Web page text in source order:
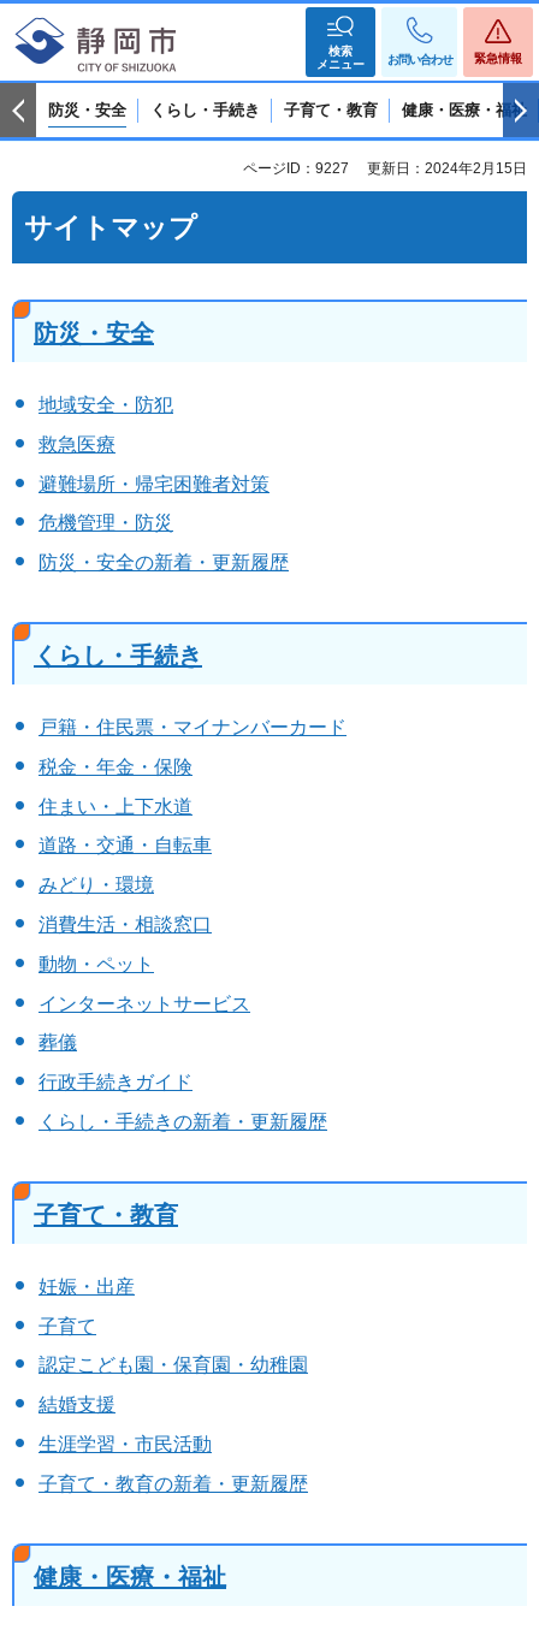
検索
メニュー
お問い合わせ 緊急情報
防災・安全 くらし・手続き 子育て・教育 健康・医療・福祉
ページID：9227 更新日：2024年2月15日
サイトマップ
防災・安全
地域安全・防犯
救急医療
避難場所・帰宅困難者対策
危機管理・防災
防災・安全の新着・更新履歴
くらし・手続き
戸籍・住民票・マイナンバーカード
税金・年金・保険
住まい・上下水道
道路・交通・自転車
みどり・環境
消費生活・相談窓口
動物・ペット
インターネットサービス
葬儀
行政手続きガイド
くらし・手続きの新着・更新履歴
子育て・教育
妊娠・出産
子育て
認定こども園・保育園・幼稚園
結婚支援
生涯学習・市民活動
子育て・教育の新着・更新履歴
健康・医療・福祉